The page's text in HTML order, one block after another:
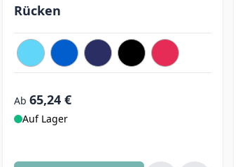
Rücken
Ab 65,24 €
Auf Lager